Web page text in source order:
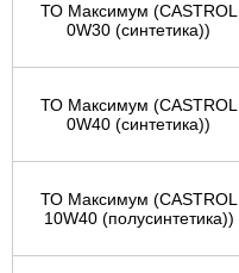
ТО Максимум (CASTROL
0W30 (синтетика))
ТО Максимум (CASTROL
0W40 (синтетика))
ТО Максимум (CASTROL
10W40 (полусинтетика))